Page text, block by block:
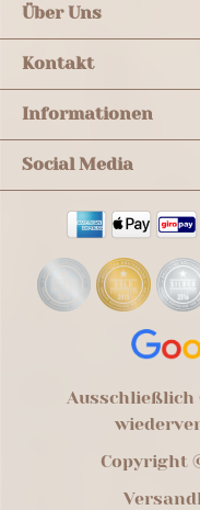
Über Uns
Kontakt
Informationen
Social Media
Ausschließlich
Copyright